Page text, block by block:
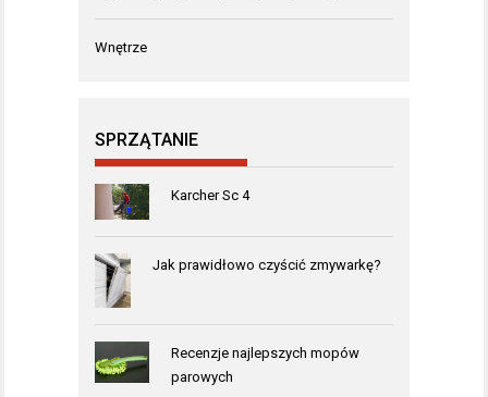
Wnętrze
SPRZĄTANIE
Karcher Sc 4
Jak prawidłowo czyścić zmywarkę?
Recenzje najlepszych mopów
parowych